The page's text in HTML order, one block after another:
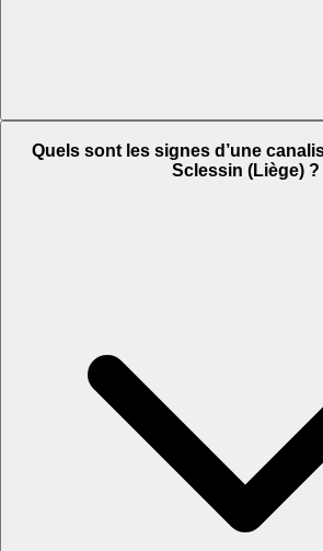
Quels sont les signes d’une
Sclessin (Liège) ?